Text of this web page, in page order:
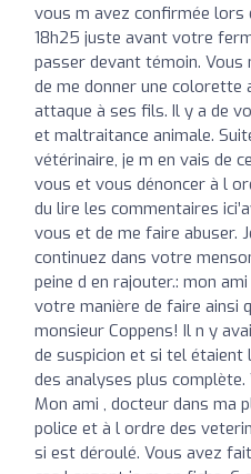
vous m avez confirmée lors
18h25 juste avant votre
passer devant témoin. Vous
de me donner une colorette
attaque à ses fils. Il y a de
et maltraitance animale.
vétérinaire, je m en vais de
vous et vous dénoncer à l
du lire les commentaires
vous et de me faire abuser.
continuez dans votre
peine d en rajouter.: mon
votre manière de faire ainsi
monsieur Coppens! Il n y
de suspicion et si tel étaient
des analyses plus
Mon ami , docteur dans ma
police et à l ordre des
si est déroulé. Vous avez